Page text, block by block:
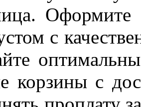
Оформите
с
корзины с